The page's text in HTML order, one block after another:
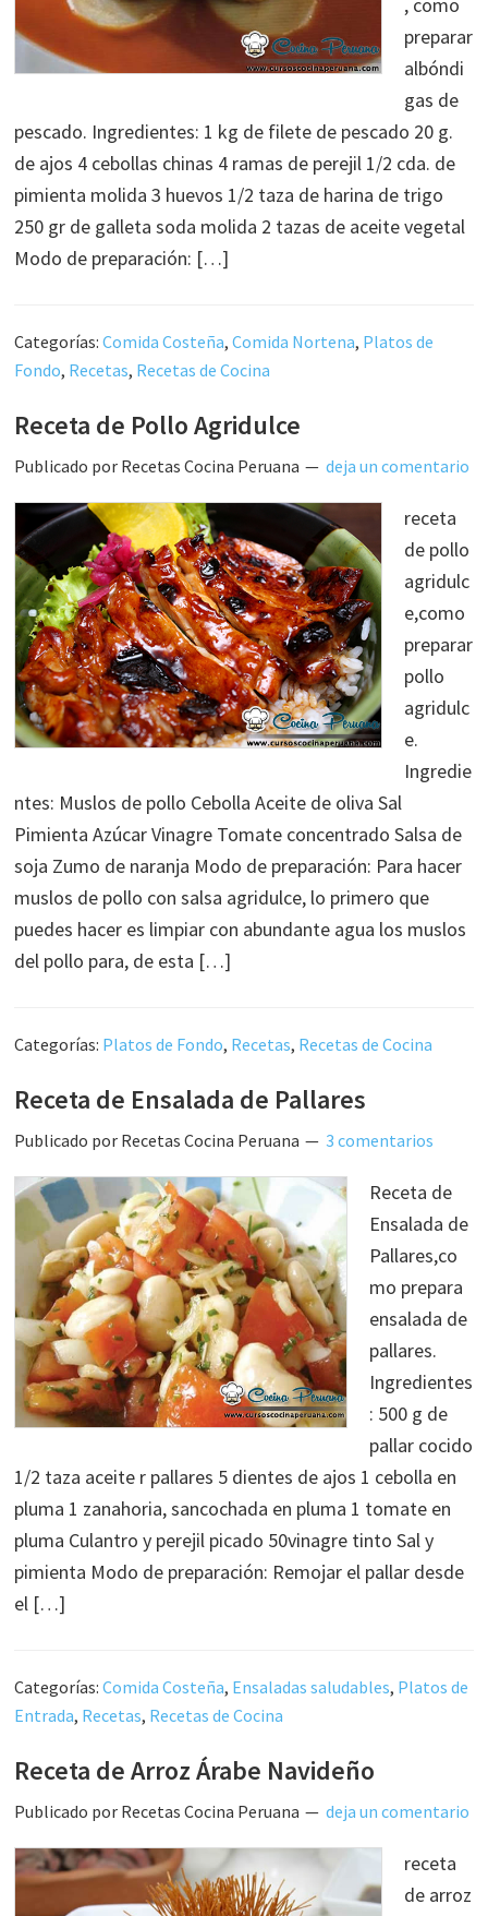
preparar
albóndi
gas de
pescado. Ingredientes: 1 kg de filete de pescado 20 g.
de ajos 4 cebollas chinas 4 ramas de perejil 1/2 cda. de
pimienta molida 3 huevos 1/2 taza de harina de trigo
250 gr de galleta soda molida 2 tazas de aceite vegetal
Modo de preparación: […]
Categorías:Comida Costeña,Comida Nortena, Platos de
Fondo, Recetas, Recetas de Cocina
Receta de Pollo Agridulce
Publicado por Recetas Cocina Peruana deja un comentario
receta
de pollo
agridulc
e,como
preparar
pollo
agridulc
e.
Ingredie
ntes: Muslos de pollo Cebolla Aceite de oliva Sal
Pimienta Azúcar Vinagre Tomate concentrado Salsa de
soja Zumo de naranja Modo de preparación: Para hacer
muslos de pollo con salsa agridulce, lo primero que
puedes hacer es limpiar con abundante agua los muslos
del pollo para, de esta […]
Categorías: Platos de Fondo, Recetas, Recetas de Cocina
Receta de Ensalada de Pallares
Publicado por Recetas Cocina Peruana 3 comentarios
Receta de
Ensalada de
Pallares,co
mo prepara
ensalada de
pallares.
Ingredientes
: 500 g de
pallar cocido
1/2 taza aceite r pallares 5 dientes de ajos 1 cebolla en
pluma 1 zanahoria, sancochada en pluma 1 tomate en
pluma Culantro y perejil picado 50vinagre tinto Sal y
pimienta Modo de preparación: Remojar el pallar desde
el […]
Categorías:Comida Costeña, Ensaladas saludables, Platos de
Entrada, Recetas, Recetas de Cocina
Receta de Arroz Árabe Navideño
Publicado por Recetas Cocina Peruana deja un comentario
receta
de arroz